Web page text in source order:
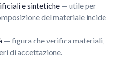
e sintetiche — utile per
del materiale incide
— figura che verifica materiali,
di accettazione.